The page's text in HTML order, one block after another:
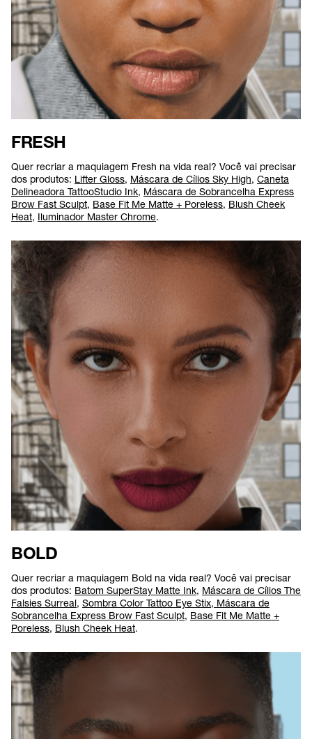
FRESH
Quer recriar a maquiagem Fresh na vida real? Você vai precisar
dos produtos: Lifter Gloss, Máscara de Cílios Sky High, Caneta
Delineadora TattooStudio Ink, Máscara de Sobrancelha Express
Brow Fast Sculpt, Base Fit Me Matte + Poreless, Blush Cheek
Heat, Iluminador Master Chrome.
BOLD
Quer recriar a maquiagem Bold na vida real? Você vai precisar
dos produtos: Batom SuperStay Matte Ink, Máscara de Cílios The
Falsies Surreal, Sombra Color Tattoo Eye Stix, Máscara de
Sobrancelha Express Brow Fast Sculpt, Base Fit Me Matte +
Poreless, Blush Cheek Heat.